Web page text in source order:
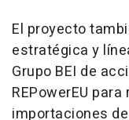
El proyecto
estratégica y
Grupo BEI de
REPowerEU
importaciones